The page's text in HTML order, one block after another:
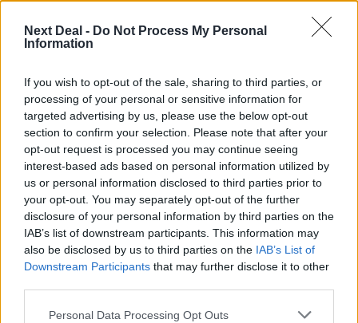
Next Deal - Do Not Process My Personal
Information
If you wish to opt-out of the sale, sharing to third parties, or
processing of your personal or sensitive information for
targeted advertising by us, please use the below opt-out
section to confirm your selection. Please note that after your
opt-out request is processed you may continue seeing
interest-based ads based on personal information utilized by
us or personal information disclosed to third parties prior to
your opt-out. You may separately opt-out of the further
disclosure of your personal information by third parties on the
IAB’s list of downstream participants. This information may
also be disclosed by us to third parties on the IAB’s List of
Downstream Participants that may further disclose it to other
Personal Data Processing Opt Outs
05.08.2026 - 09:45
Η Ελλάδα που αντιστέκεται και επιμένει να μην ασφαλίζεται!
05.08.2026 - 09:20
Καλοκαιρινό ταξίδι: Οι 8 συμβουλές που αξίζει να δώσει κάθε
ασφαλιστής στους πελάτες του
05.08.2026 - 08:51
Το εκλογικό «καμπανάκι» της Goldman Sachs, η ισχυρή
πιστωτική επέκταση των ελληνικών τραπεζών, το «πάρτι»
στις αγορές, οι «κρυμμένες» αξίες της ΓΕΚ ΤΕΡΝΑ
05.08.2026 - 08:37
Ιωάννης Μπολέτης – ΩΝΑΣΕΙΟ
ασφαλισμένους της από τις πυρκαγιές